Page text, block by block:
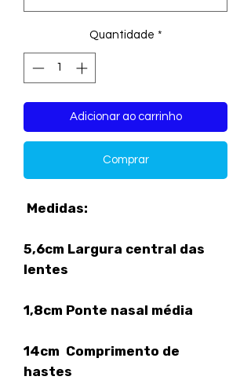
Quantidade *
Adicionar ao carrinho
Comprar
Medidas:
5,6cm Largura central das
lentes
1,8cm Ponte nasal média
14cm Comprimento de
hastes